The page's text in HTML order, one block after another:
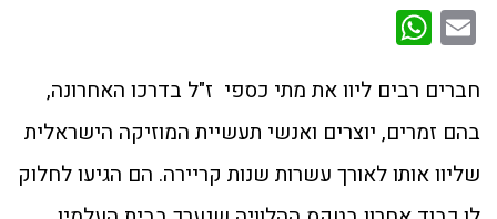
Email
חברים רבים ליוו את מתי כספי ז"ל בדרכו האחרונה,
בהם זמרים, יוצרים ואנשי תעשיית המוזיקה הישראלית
שליוו אותו לאורך עשרות שנות קריירה. הם הגיעו לחלוק